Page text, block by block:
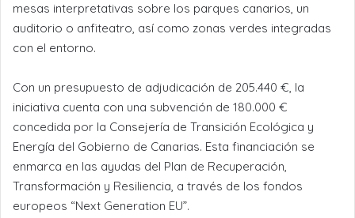
mesas interpretativas sobre los parques canarios, un
auditorio o anfiteatro, así como zonas verdes integradas
con el entorno.
Con un presupuesto de adjudicación de 205.440 €, la
iniciativa cuenta con una subvención de 180.000 €
concedida por la Consejería de Transición Ecológica y
Energía del Gobierno de Canarias. Esta financiación se
enmarca en las ayudas del Plan de Recuperación,
Transformación y Resiliencia, a través de los fondos
europeos “Next Generation EU”.